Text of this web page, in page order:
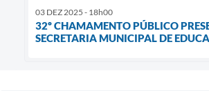
03 DEZ 2025 - 18h00
32º CHAMAMENTO PÚBLICO
SECRETARIA MUNICIPAL DE